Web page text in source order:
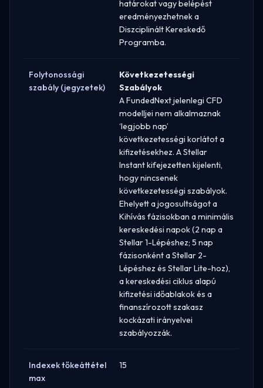
határokat vagy belépést
eredményezhetnek a
Diszciplinált Kereskedő
Programba.
Folytonossági
szabály (jegyzetek)
Következetességi
Szabályok
A FundedNext jelenlegi CFD
modelljei nem alkalmaznak
‘legjobb nap’
következetességi korlátot a
kifizetésekhez. A Stellar
Instant kifejezetten kijelenti,
hogy nincsenek
következetességi szabályok.
Ehelyett a jogosultságot a
Kihívás fázisokban a minimális
kereskedési napok (2 nap a
Stellar 1-Lépéshez; 5 nap
fázisonként a Stellar 2-
Lépéshez és Stellar Lite-hoz),
a kereskedési ciklus alapú
kifizetési időablakok és a
finanszírozott szakasz
kockázati irányelvei
szabályozzák.
Indexek tőkeáttétel
max
15